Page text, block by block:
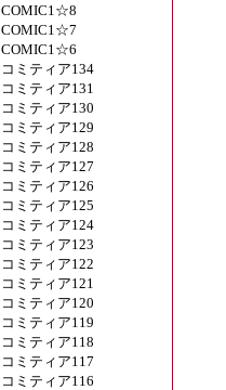
COMIC1☆8
COMIC1☆7
COMIC1☆6
コミティア134
コミティア131
コミティア130
コミティア129
コミティア128
コミティア127
コミティア126
コミティア125
コミティア124
コミティア123
コミティア122
コミティア121
コミティア120
コミティア119
コミティア118
コミティア117
コミティア116